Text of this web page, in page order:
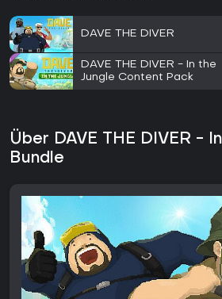
DAVE THE DIVER
DAVE THE DIVER - In the
Jungle Content Pack
Über DAVE THE DIVER -
Bundle